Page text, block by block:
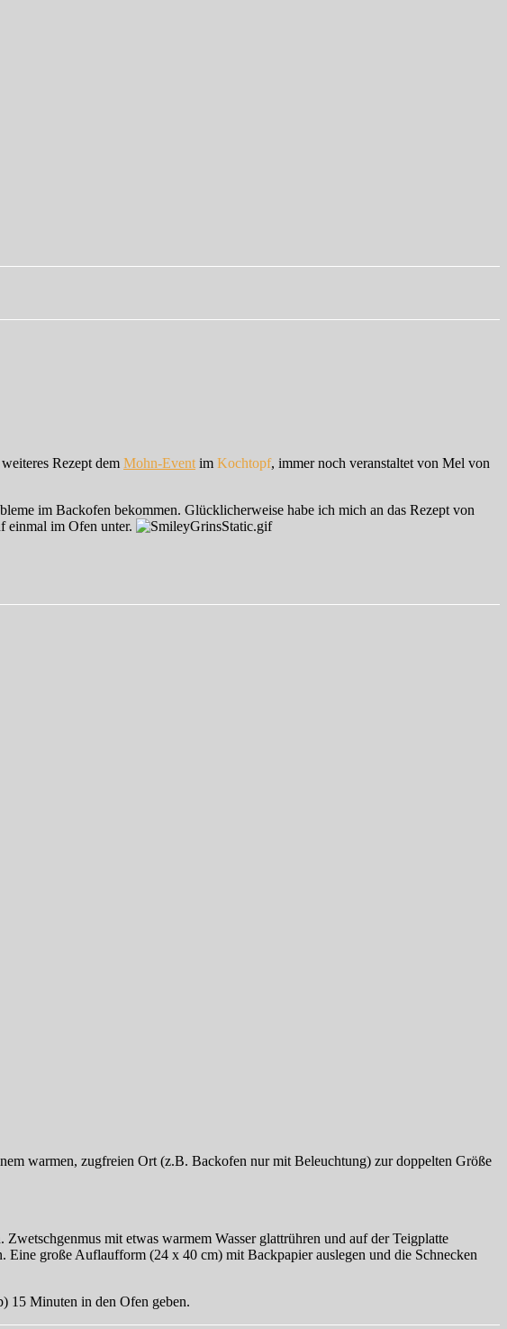
Rezept dem Mohn-Event im Kochtopf, immer noch veranstaltet von Mel von
im Backofen bekommen. Glücklicherweise habe ich mich an das Rezept von
einmal im Ofen unter.
warmen, zugfreien Ort (z.B. Backofen nur mit Beleuchtung) zur doppelten Größe
mit etwas warmem Wasser glattrühren und auf der Teigplatte
große Auflaufform (24 x 40 cm) mit Backpapier auslegen und die Schnecken
15 Minuten in den Ofen geben.